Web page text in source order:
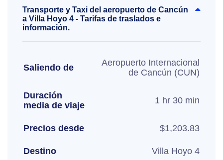
Transporte y Taxi del aeropuerto de Cancún
a Villa Hoyo 4 - Tarifas de traslados e
información.
Saliendo de
Aeropuerto Internacional
de Cancún (CUN)
Duración
media de viaje
1 hr 30 min
Precios desde $1,203.83
Destino Villa Hoyo 4